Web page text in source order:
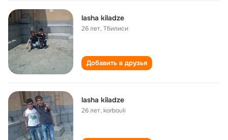
lasha kiladze
26 лет,Тбилиси
Добавить в друзья
lasha kiladze
26 лет,korbouli